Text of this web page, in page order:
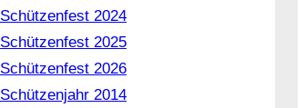
Schützenfest 2024
Schützenfest 2025
Schützenfest 2026
Schützenjahr 2014